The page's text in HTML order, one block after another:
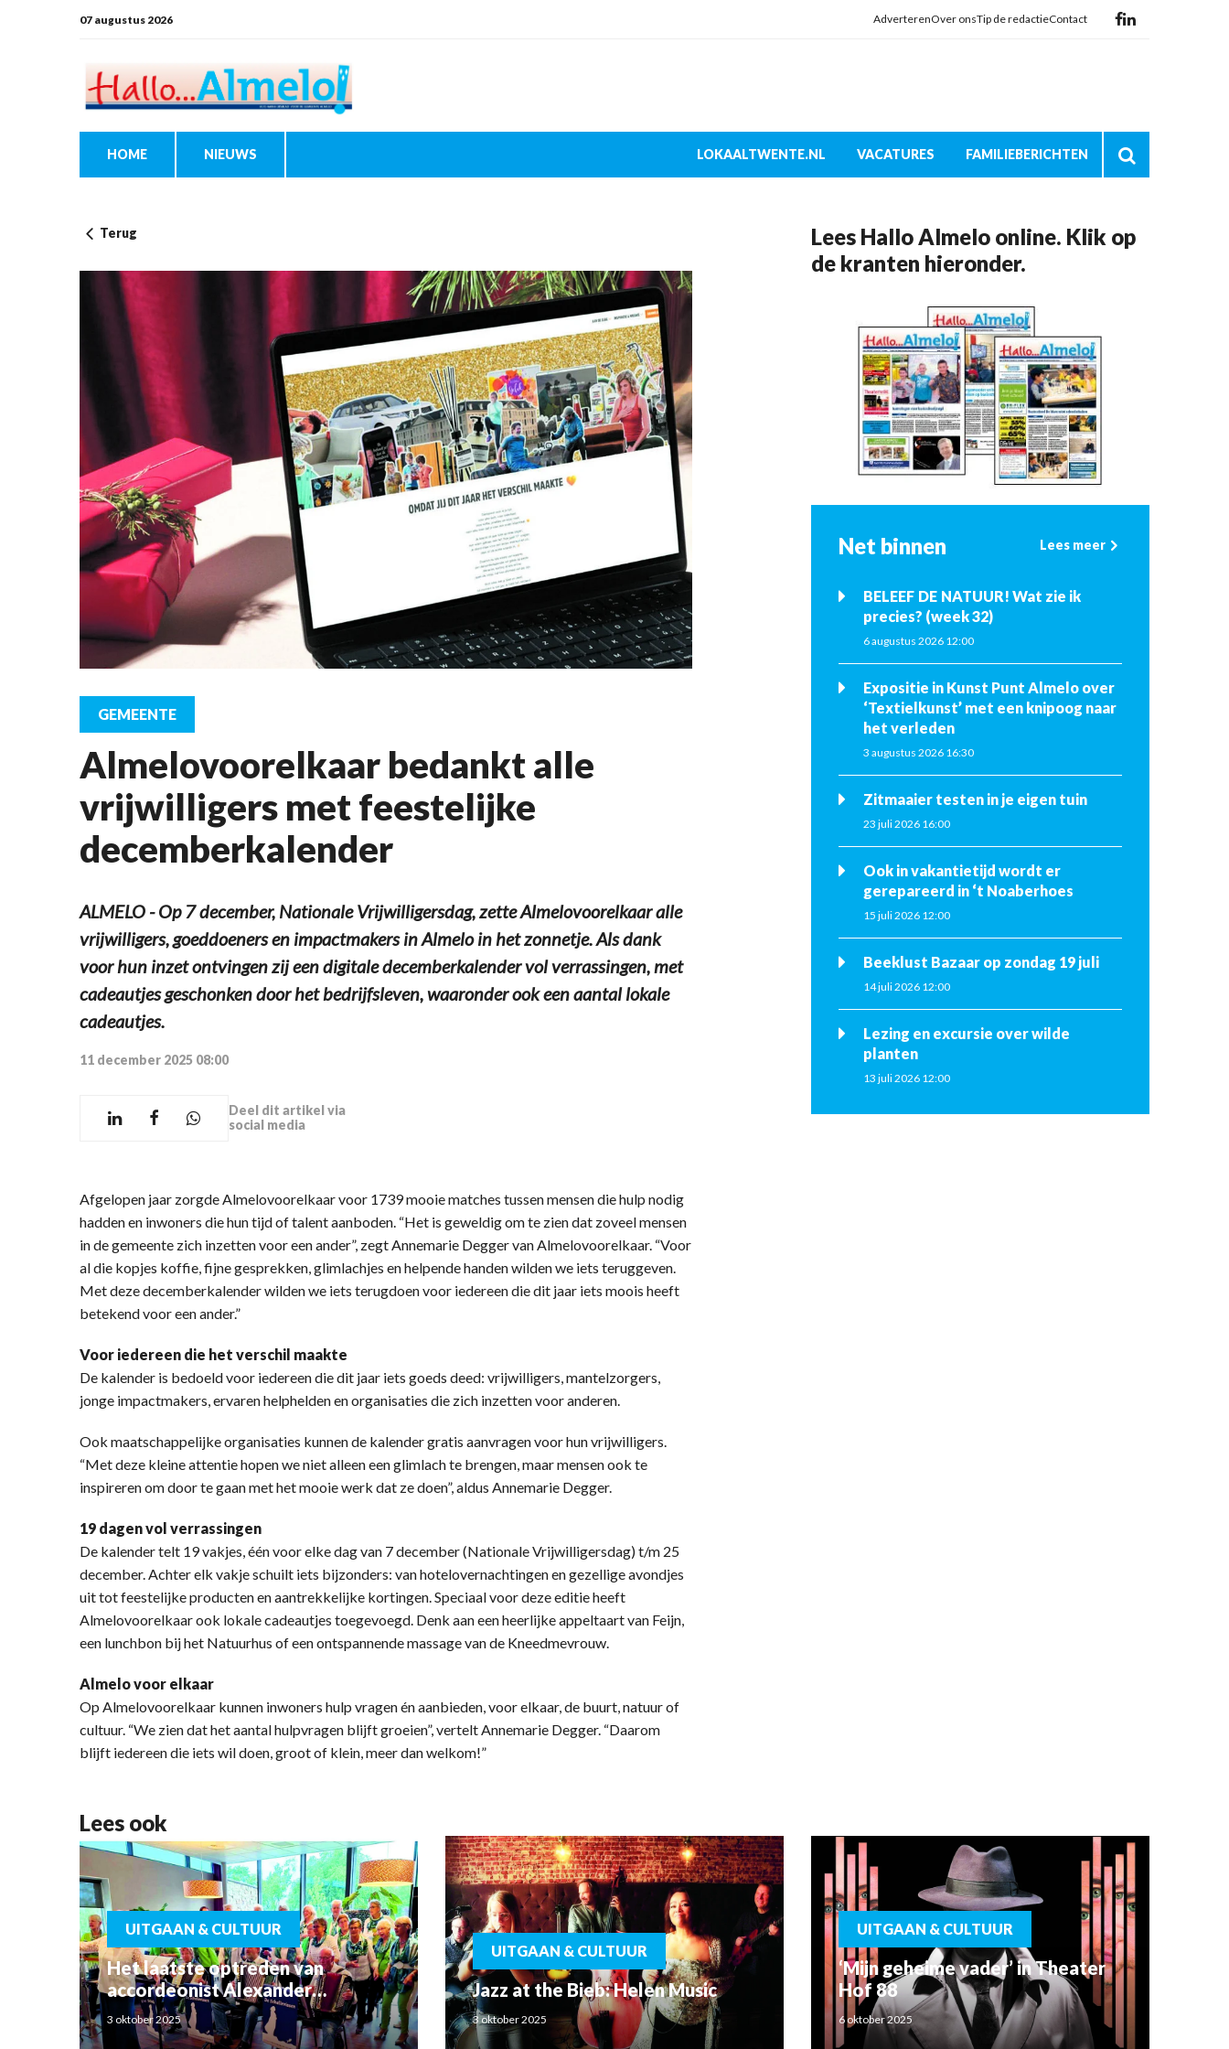
07 augustus 2026 AdverterenOver onsTip de redactieContact
HOME NIEUWS LOKAALTWENTE.NL VACATURES FAMILIEBERICHTEN
Terug
GEMEENTE
Almelovoorelkaar bedankt alle
vrijwilligers met feestelijke
decemberkalender
ALMELO - Op 7 december, Nationale Vrijwilligersdag, zette Almelovoorelkaar alle
vrijwilligers, goeddoeners en impactmakers in Almelo in het zonnetje. Als dank
voor hun inzet ontvingen zij een digitale decemberkalender vol verrassingen, met
cadeautjes geschonken door het bedrijfsleven, waaronder ook een aantal lokale
cadeautjes.
11 december 2025 08:00
Deel dit artikel via
social media
Afgelopen jaar zorgde Almelovoorelkaar voor 1739 mooie matches tussen mensen die hulp nodig
hadden en inwoners die hun tijd of talent aanboden. “Het is geweldig om te zien dat zoveel mensen
in de gemeente zich inzetten voor een ander”, zegt Annemarie Degger van Almelovoorelkaar. “Voor
al die kopjes koffie, fijne gesprekken, glimlachjes en helpende handen wilden we iets teruggeven.
Met deze decemberkalender wilden we iets terugdoen voor iedereen die dit jaar iets moois heeft
betekend voor een ander.”
Voor iedereen die het verschil maakte
De kalender is bedoeld voor iedereen die dit jaar iets goeds deed: vrijwilligers, mantelzorgers,
jonge impactmakers, ervaren helphelden en organisaties die zich inzetten voor anderen.
Ook maatschappelijke organisaties kunnen de kalender gratis aanvragen voor hun vrijwilligers.
“Met deze kleine attentie hopen we niet alleen een glimlach te brengen, maar mensen ook te
inspireren om door te gaan met het mooie werk dat ze doen”, aldus Annemarie Degger.
19 dagen vol verrassingen
De kalender telt 19 vakjes, één voor elke dag van 7 december (Nationale Vrijwilligersdag) t/m 25
december. Achter elk vakje schuilt iets bijzonders: van hotelovernachtingen en gezellige avondjes
uit tot feestelijke producten en aantrekkelijke kortingen. Speciaal voor deze editie heeft
Almelovoorelkaar ook lokale cadeautjes toegevoegd. Denk aan een heerlijke appeltaart van Feijn,
een lunchbon bij het Natuurhus of een ontspannende massage van de Kneedmevrouw.
Almelo voor elkaar
Op Almelovoorelkaar kunnen inwoners hulp vragen én aanbieden, voor elkaar, de buurt, natuur of
cultuur. “We zien dat het aantal hulpvragen blijft groeien”, vertelt Annemarie Degger. “Daarom
blijft iedereen die iets wil doen, groot of klein, meer dan welkom!”
Lees Hallo Almelo online. Klik op
de kranten hieronder.
Net binnen Lees meer
BELEEF DE NATUUR! Wat zie ik
precies? (week 32)
6 augustus 2026 12:00
Expositie in Kunst Punt Almelo over
‘Textielkunst’ met een knipoog naar
het verleden
3 augustus 2026 16:30
Zitmaaier testen in je eigen tuin
23 juli 2026 16:00
Ook in vakantietijd wordt er
gerepareerd in ‘t Noaberhoes
15 juli 2026 12:00
Beeklust Bazaar op zondag 19 juli
14 juli 2026 12:00
Lezing en excursie over wilde
planten
13 juli 2026 12:00
Lees ook
UITGAAN & CULTUUR
Het laatste optreden van
accordeonist Alexander
Schoemaker
3 oktober 2025
UITGAAN & CULTUUR
Jazz at the Bieb: Helen Music
3 oktober 2025
UITGAAN & CULTUUR
‘Mijn geheime vader’ in Theater
Hof 88
6 oktober 2025